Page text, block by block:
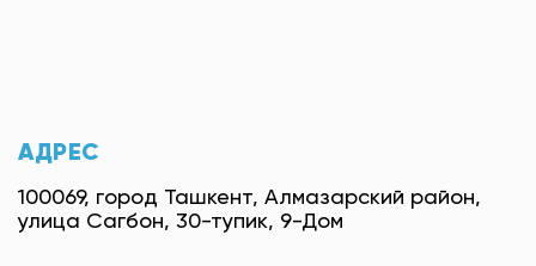
АДРЕС
100069, город Ташкент, Алмазарский район,
улица Сагбон, 30-тупик, 9-Дом